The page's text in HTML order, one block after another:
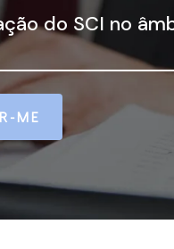
do SCI no
ME